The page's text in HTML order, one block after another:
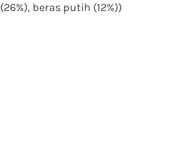
beras putih (12%))